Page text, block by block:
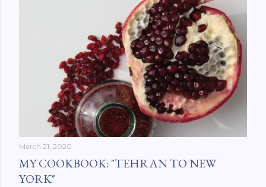
March 21, 2020
MY COOKBOOK: "TEHRAN TO NEW
YORK"